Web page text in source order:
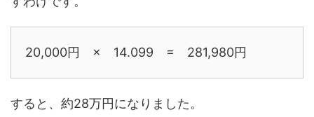
20,000円 × 14.099 = 281,980円
すると、約28万円になりました。